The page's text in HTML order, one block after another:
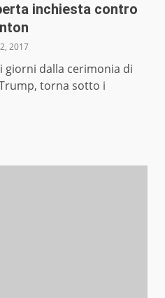
inchiesta contro
2017
giorni dalla cerimonia di
torna sotto i